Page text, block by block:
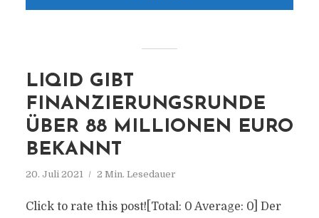
LIQID GIBT
FINANZIERUNGSRUNDE
ÜBER 88 MILLIONEN EURO
BEKANNT
20. Juli 2021 2 Min. Lesedauer
Click to rate this post![Total: 0 Average: 0] Der